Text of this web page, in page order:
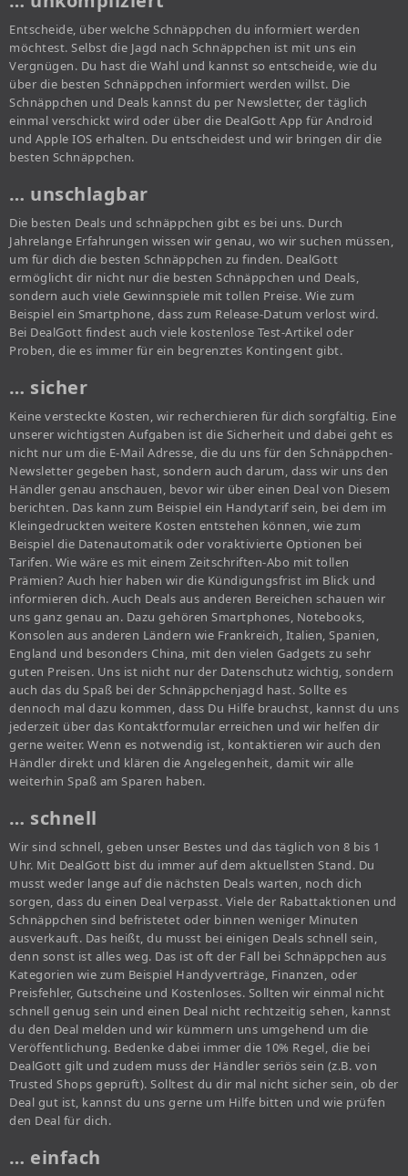
Entscheide, über welche Schnäppchen du informiert werden
möchtest. Selbst die Jagd nach Schnäppchen ist mit uns ein
Vergnügen. Du hast die Wahl und kannst so entscheide, wie du
über die besten Schnäppchen informiert werden willst. Die
Schnäppchen und Deals kannst du per Newsletter, der täglich
einmal verschickt wird oder über die DealGott App für Android
und Apple IOS erhalten. Du entscheidest und wir bringen dir die
besten Schnäppchen.
… unschlagbar
Die besten Deals und schnäppchen gibt es bei uns. Durch
Jahrelange Erfahrungen wissen wir genau, wo wir suchen müssen,
um für dich die besten Schnäppchen zu finden. DealGott
ermöglicht dir nicht nur die besten Schnäppchen und Deals,
sondern auch viele Gewinnspiele mit tollen Preise. Wie zum
Beispiel ein Smartphone, dass zum Release-Datum verlost wird.
Bei DealGott findest auch viele kostenlose Test-Artikel oder
Proben, die es immer für ein begrenztes Kontingent gibt.
… sicher
Keine versteckte Kosten, wir recherchieren für dich sorgfältig. Eine
unserer wichtigsten Aufgaben ist die Sicherheit und dabei geht es
nicht nur um die E-Mail Adresse, die du uns für den Schnäppchen-
Newsletter gegeben hast, sondern auch darum, dass wir uns den
Händler genau anschauen, bevor wir über einen Deal von Diesem
berichten. Das kann zum Beispiel ein Handytarif sein, bei dem im
Kleingedruckten weitere Kosten entstehen können, wie zum
Beispiel die Datenautomatik oder voraktivierte Optionen bei
Tarifen. Wie wäre es mit einem Zeitschriften-Abo mit tollen
Prämien? Auch hier haben wir die Kündigungsfrist im Blick und
informieren dich. Auch Deals aus anderen Bereichen schauen wir
uns ganz genau an. Dazu gehören Smartphones, Notebooks,
Konsolen aus anderen Ländern wie Frankreich, Italien, Spanien,
England und besonders China, mit den vielen Gadgets zu sehr
guten Preisen. Uns ist nicht nur der Datenschutz wichtig, sondern
auch das du Spaß bei der Schnäppchenjagd hast. Sollte es
dennoch mal dazu kommen, dass Du Hilfe brauchst, kannst du uns
jederzeit über das Kontaktformular erreichen und wir helfen dir
gerne weiter. Wenn es notwendig ist, kontaktieren wir auch den
Händler direkt und klären die Angelegenheit, damit wir alle
weiterhin Spaß am Sparen haben.
… schnell
Wir sind schnell, geben unser Bestes und das täglich von 8 bis 1
Uhr. Mit DealGott bist du immer auf dem aktuellsten Stand. Du
musst weder lange auf die nächsten Deals warten, noch dich
sorgen, dass du einen Deal verpasst. Viele der Rabattaktionen und
Schnäppchen sind befristetet oder binnen weniger Minuten
ausverkauft. Das heißt, du musst bei einigen Deals schnell sein,
denn sonst ist alles weg. Das ist oft der Fall bei Schnäppchen aus
Kategorien wie zum Beispiel Handyverträge, Finanzen, oder
Preisfehler, Gutscheine und Kostenloses. Sollten wir einmal nicht
schnell genug sein und einen Deal nicht rechtzeitig sehen, kannst
du den Deal melden und wir kümmern uns umgehend um die
Veröffentlichung. Bedenke dabei immer die 10% Regel, die bei
DealGott gilt und zudem muss der Händler seriös sein (z.B. von
Trusted Shops geprüft). Solltest du dir mal nicht sicher sein, ob der
Deal gut ist, kannst du uns gerne um Hilfe bitten und wie prüfen
den Deal für dich.
… einfach